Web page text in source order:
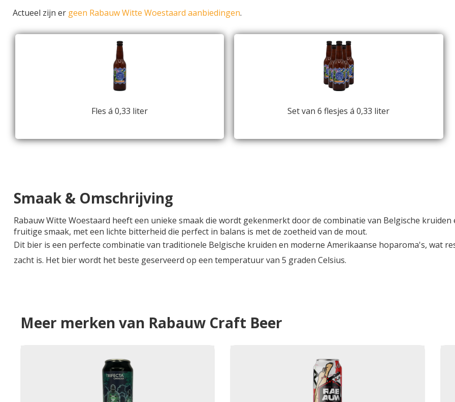
Actueel zijn er geen Rabauw Witte Woestaard aanbiedingen.
Fles á 0,33 liter Set van 6 flesjes á 0,33 liter
Smaak & Omschrijving
Rabauw Witte Woestaard heeft een unieke smaak die wordt gekenmerkt door de combinatie van Belgische
fruitige smaak, met een lichte bitterheid die perfect in balans is met de zoetheid van de mout.
Dit bier is een perfecte combinatie van traditionele Belgische kruiden en moderne Amerikaanse hoparoma's, wat
zacht is. Het bier wordt het beste geserveerd op een temperatuur van 5 graden Celsius.
Meer merken van Rabauw Craft Beer